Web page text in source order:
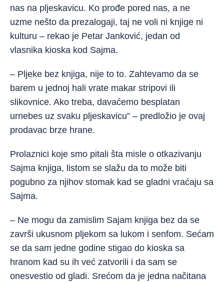
nas na pljeskavicu. Ko prođe pored nas, a ne
uzme nešto da prezalogaji, taj ne voli ni knjige ni
kulturu – rekao je Petar Janković, jedan od
vlasnika kioska kod Sajma.
– Pljeke bez knjiga, nije to to. Zahtevamo da se
barem u jednoj hali vrate makar stripovi ili
slikovnice. Ako treba, davaćemo besplatan
urnebes uz svaku pljeskavicu” – predložio je ovaj
prodavac brze hrane.
Prolaznici koje smo pitali šta misle o otkazivanju
Sajma knjiga, listom se slažu da to može biti
pogubno za njihov stomak kad se gladni vraćaju sa
Sajma.
– Ne mogu da zamislim Sajam knjiga bez da se
završi ukusnom pljekom sa lukom i senfom. Sećam
se da sam jedne godine stigao do kioska sa
hranom kad su ih već zatvorili i da sam se
onesvestio od gladi. Srećom da je jedna načitana